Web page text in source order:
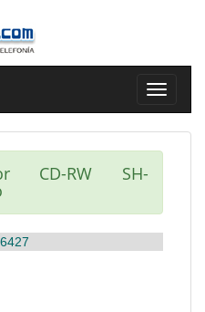
Toggle
CD-RW SH-